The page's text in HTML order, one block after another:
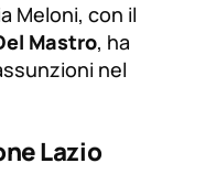
Meloni, con il
Mastro, ha
nel
Lazio